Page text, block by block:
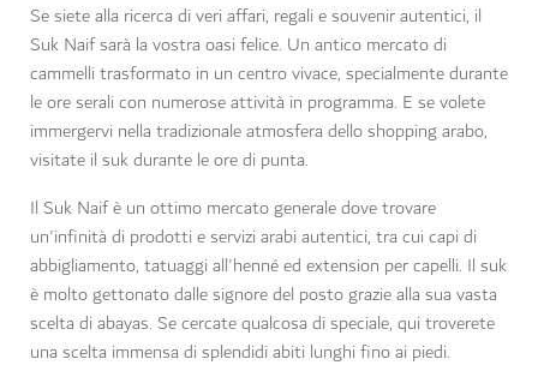
Se siete alla ricerca di veri affari, regali e souvenir autentici, il
Suk Naif sarà la vostra oasi felice. Un antico mercato di
cammelli trasformato in un centro vivace, specialmente durante
le ore serali con numerose attività in programma. E se volete
immergervi nella tradizionale atmosfera dello shopping arabo,
visitate il suk durante le ore di punta.
Il Suk Naif è un ottimo mercato generale dove trovare
un'infinità di prodotti e servizi arabi autentici, tra cui capi di
abbigliamento, tatuaggi all'henné ed extension per capelli. Il suk
è molto gettonato dalle signore del posto grazie alla sua vasta
scelta di abayas. Se cercate qualcosa di speciale, qui troverete
una scelta immensa di splendidi abiti lunghi fino ai piedi.